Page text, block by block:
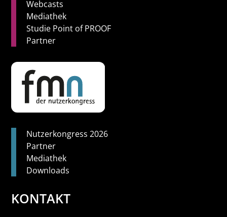
Webcasts
Mediathek
Studie Point of PROOF
Partner
Nutzerkongress 2026
Partner
Mediathek
Downloads
KONTAKT